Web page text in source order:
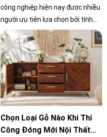
công nghiệp hiện nay được nhiều
người ưu tiên lựa chọn bởi tính
thẩm mỹ và giá thành của nó
cũng rất mềm. Bạn cũng đang có
ý định tìm một cơ sở uy tín để lắp
đặt tủ gỗ công nghiệp tại TP.Hồ
Chí Minh? Nhưng vẫn chưa tìm
được một nơi vừa ý, đảm bảo
được về mặt chất lượng và thời
gian cho bạn. Vậy còn chần chờ gì
nữa, hãy cùng theo dõi bài viết
Chọn Loại Gỗ Nào Khi Thi
Công Đóng Mới Nội Thất